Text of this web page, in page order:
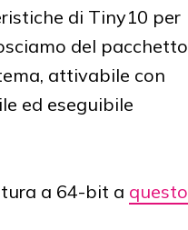
di Tiny10 per
del pacchetto
attivabile con
ed eseguibile
a 64-bit a questo